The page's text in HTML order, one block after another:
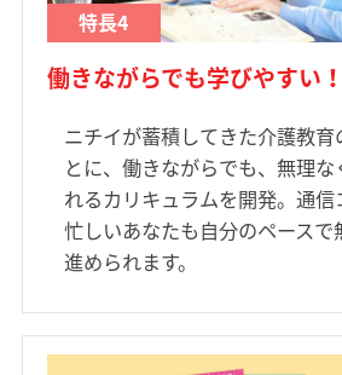
特長4
働きながらでも学びやすい！
ニチイが蓄積してきた介護教育
とに、働きながらでも、無理
れるカリキュラムを開発。通信
忙しいあなたも自分のペースで
進められます。